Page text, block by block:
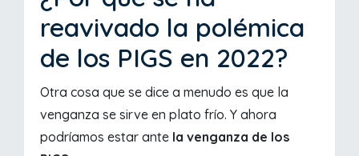
reavivado la polémica
de los PIGS en 2022?
Otra cosa que se dice a menudo es que la
venganza se sirve en plato frío. Y ahora
podríamos estar ante la venganza de los